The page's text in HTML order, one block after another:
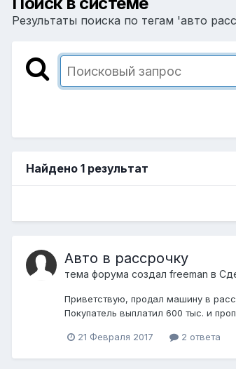
Результаты поиска по тегам 'авто
Найдено 1 результат
Авто в рассрочку
тема форума создал freeman в
Приветствую, продал машину в
Покупатель выплатил 600 тыс. и
21 Февраля 2017 2 ответа